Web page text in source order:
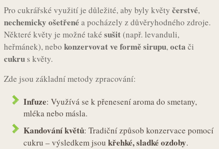
Pro cukrářské využití je důležité, aby byly květy čerstvé,
nechemicky ošetřené a pocházely z důvěryhodného zdroje.
Některé květy je možné také sušit (např. levanduli,
heřmánek), nebo konzervovat ve formě sirupu,octa či
cukru s květy.
Zde jsou základní metody zpracování:
Infuze: Využívá se k přenesení aroma do smetany,
mléka nebo másla.
Kandování květů: Tradiční způsob konzervace pomocí
cukru – výsledkem jsou křehké, sladké ozdoby.